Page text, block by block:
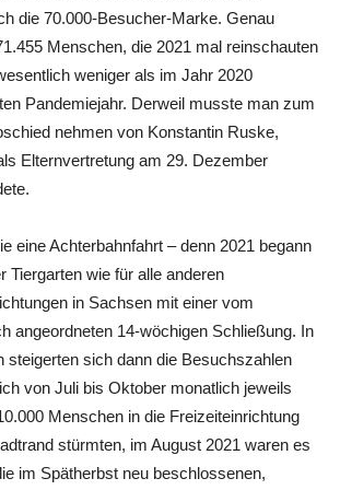
die 70.000-Besucher-Marke. Genau
Menschen, die 2021 mal reinschauten
weniger als im Jahr 2020
Pandemiejahr. Derweil musste man zum
nehmen von Konstantin Ruske,
Elternvertretung am 29. Dezember
eine Achterbahnfahrt – denn 2021 begann
Tiergarten wie für alle anderen
in Sachsen mit einer vom
angeordneten 14-wöchigen Schließung. In
steigerten sich dann die Besuchszahlen
von Juli bis Oktober monatlich jeweils
Menschen in die Freizeiteinrichtung
stürmten, im August 2021 waren es
im Spätherbst neu beschlossenen,